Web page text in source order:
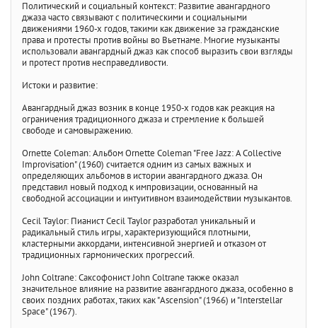
Политический и социальный контекст: Развитие авангардного
джаза часто связывают с политическими и социальными
движениями 1960-х годов, такими как движение за гражданские
права и протесты против войны во Вьетнаме. Многие музыканты
использовали авангардный джаз как способ выразить свои взгляды
и протест против несправедливости.
Истоки и развитие:
Авангардный джаз возник в конце 1950-х годов как реакция на
ограничения традиционного джаза и стремление к большей
свободе и самовыражению.
Ornette Coleman: Альбом Ornette Coleman "Free Jazz: A Collective
Improvisation" (1960) считается одним из самых важных и
определяющих альбомов в истории авангардного джаза. Он
представил новый подход к импровизации, основанный на
свободной ассоциации и интуитивном взаимодействии музыкантов.
Cecil Taylor: Пианист Cecil Taylor разработал уникальный и
радикальный стиль игры, характеризующийся плотными,
кластерными аккордами, интенсивной энергией и отказом от
традиционных гармонических прогрессий.
John Coltrane: Саксофонист John Coltrane также оказал
значительное влияние на развитие авангардного джаза, особенно в
своих поздних работах, таких как "Ascension" (1966) и "Interstellar
Space" (1967).